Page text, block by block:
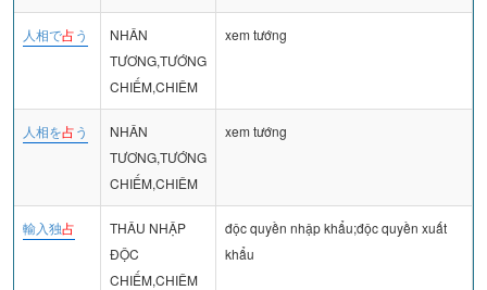
人相で占う
NHÂN
TƯƠNG,TƯỚNG
CHIẾM,CHIÊM
xem tướng
人相を占う
NHÂN
TƯƠNG,TƯỚNG
CHIẾM,CHIÊM
xem tướng
輸入独占
THÂU NHẬP
ĐỘC
CHIẾM,CHIÊM
độc quyền nhập khẩu;độc quyền xuất
khẩu